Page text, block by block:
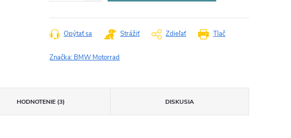
Tlač
Opýtať sa Strážiť Zdieľať
Značka: BMW Motorrad
HODNOTENIE (3) DISKUSIA